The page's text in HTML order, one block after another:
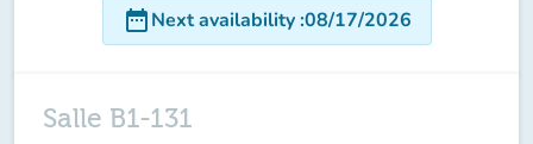
date_rangeNext availability:08/17/2026
Salle B1-131